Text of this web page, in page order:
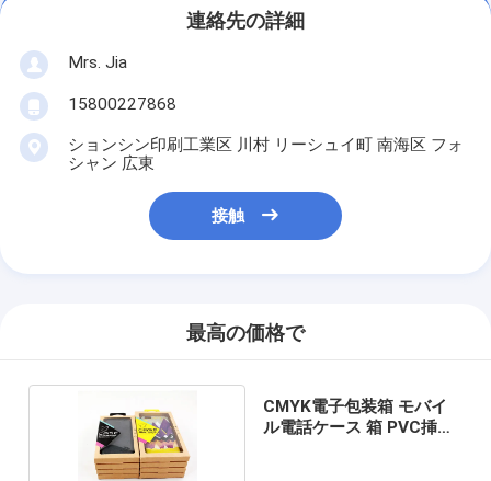
連絡先の詳細
Mrs. Jia
15800227868
ションシン印刷工業区 川村 リーシュイ町 南海区 フォ
シャン 広東
接触
最高の価格で
CMYK電子包装箱 モバイ
ル電話ケース 箱 PVC挿入